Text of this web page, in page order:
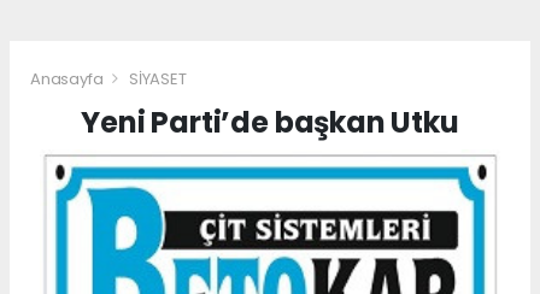
Anasayfa SİYASET
Yeni Parti’de başkan Utku